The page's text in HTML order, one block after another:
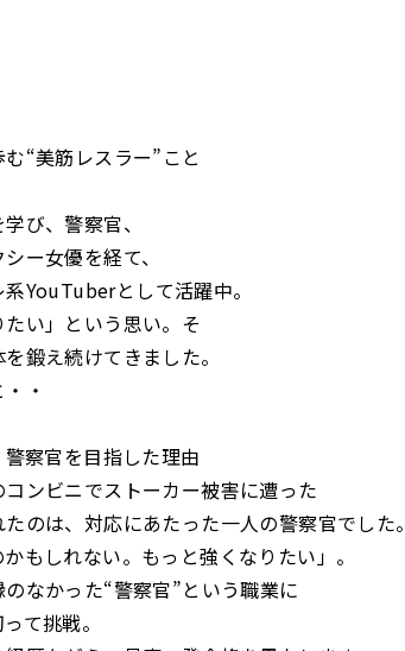
“美筋レスラー”こと
び、警察官、
ー女優を経て、
YouTuberとして活躍中。
い」という思い。そ
鍛え続けてきました。
・
察官を目指した理由
ンビニでストーカー被害に遭った
のは、対応にあたった一人の警察官でした
もしれない。もっと強くなりたい」。
なかった“警察官”という職業に
て挑戦。